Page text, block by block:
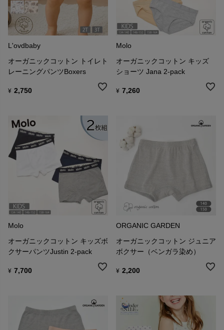
L'ovdbaby
オーガニックコットン トイレト
レーニングパンツBoxers
¥ 2,750
Molo
オーガニックコットン キッズ
ショーツ Jana 2-pack
¥ 7,260
Molo
オーガニックコットン キッズボ
クサーパンツJustin 2-pack
¥ 7,700
ORGANIC GARDEN
オーガニックコットン ジュニア
ボクサー（ベンガラ染め）
¥ 2,200